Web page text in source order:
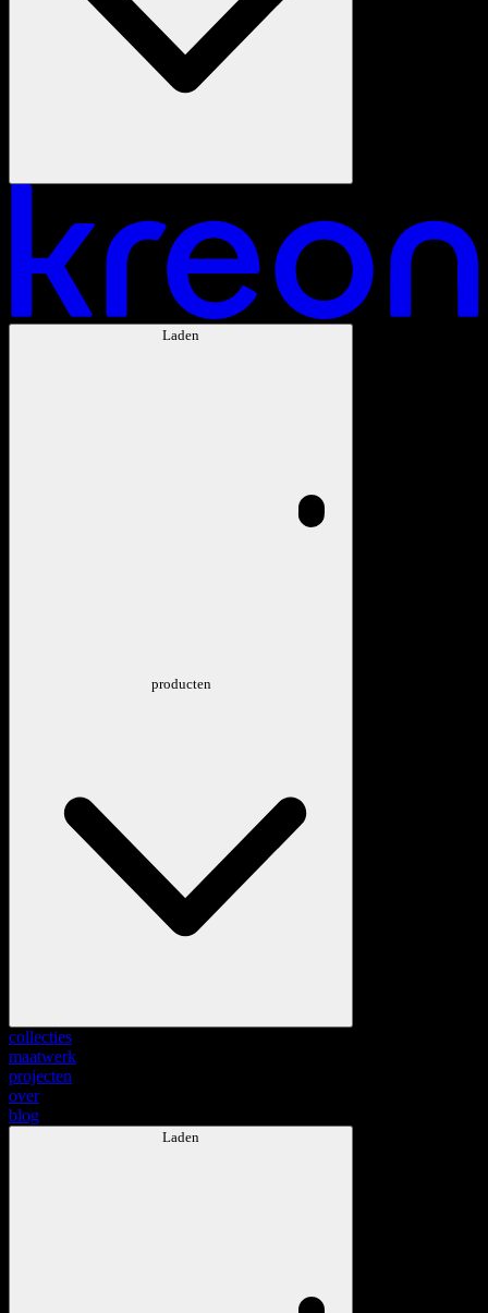
Laden
producten
collecties
maatwerk
projecten
over
blog
Laden